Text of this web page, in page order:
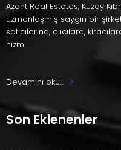
Azant Real Estates, Kuzey
uzmanlaşmış saygın bir
satıcılarına, alıcılara,
hizm ...
Devamını oku...
Son Eklenenler